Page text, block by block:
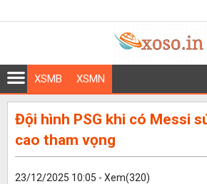
XSMB XSMN
Đội hình PSG khi có Messi
cao tham vọng
23/12/2025 10:05 - Xem(320)